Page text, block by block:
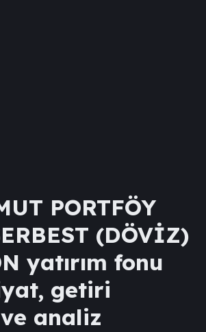
PORTFÖY
(DÖVİZ)
yatırım fonu
getiri
analiz